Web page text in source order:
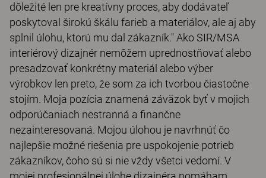
dôležité len pre kreatívny proces, aby dodávateľ
poskytoval širokú škálu farieb a materiálov, ale aj aby
splnil úlohu, ktorú mu dal zákazník." Ako SIR/MSA
interiérový dizajnér nemôžem uprednostňovať alebo
presadzovať konkrétny materiál alebo výber
výrobkov len preto, že som za ich tvorbou čiastočne
stojím. Moja pozícia znamená záväzok byť v mojich
odporúčaniach nestranná a finančne
nezainteresovaná. Mojou úlohou je navrhnúť čo
najlepšie možné riešenia pre uspokojenie potrieb
zákazníkov, čoho sú si nie vždy všetci vedomí. V